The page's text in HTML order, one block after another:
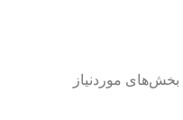
بخش‌های موردنیاز